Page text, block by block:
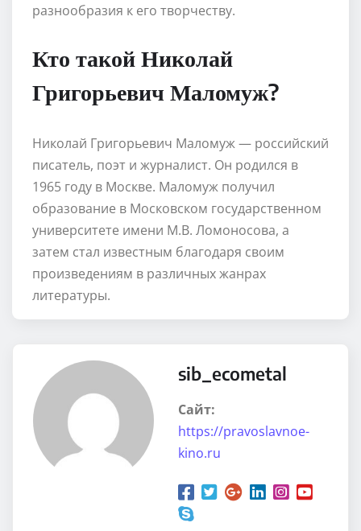
разнообразия к его творчеству.
Кто такой Николай
Григорьевич Маломуж?
Николай Григорьевич Маломуж — российский
писатель, поэт и журналист. Он родился в
1965 году в Москве. Маломуж получил
образование в Московском государственном
университете имени М.В. Ломоносова, а
затем стал известным благодаря своим
произведениям в различных жанрах
литературы.
sib_ecometal
Сайт:
https://pravoslavnoe-
kino.ru